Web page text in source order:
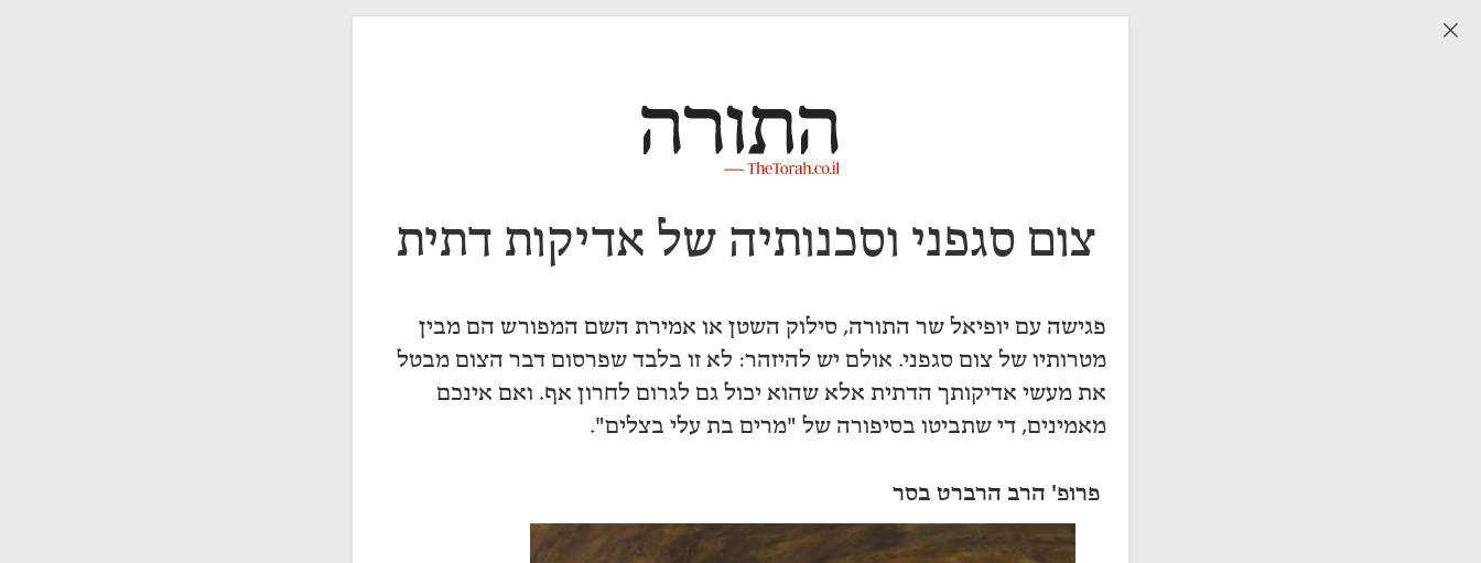

צום סגפני וסכנותיה של אדיקות דתית
פגישה עם יופיאל שר התורה, סילוק השטן או אמירת השם המפורש הם מבין
מטרותיו של צום סגפני. אולם יש להיזהר: לא זו בלבד שפרסום דבר הצום מבטל
את מעשי אדיקותך הדתית אלא שהוא יכול גם לגרום לחרון אף. ואם אינכם
מאמינים, די שתביטו בסיפורה של "מרים בת עלי בצלים".
פרופ' הרב הרברט בסר